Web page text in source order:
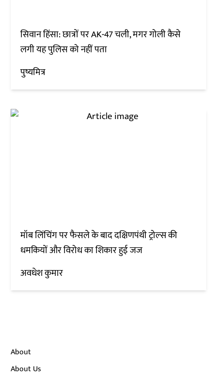
सिवान हिंसा: छात्रों पर AK-47 चली, मगर गोली कैसे
लगी यह पुलिस को नहीं पता
पुष्यमित्र
मॉब लिंचिंग पर फैसले के बाद दक्षिणपंथी ट्रोल्स की
धमकियों और विरोध का शिकार हुई जज
अवधेश कुमार
About
About Us